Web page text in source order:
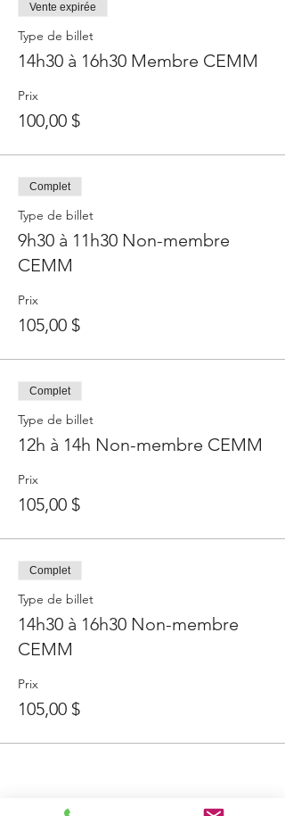
Vente expirée
Type de billet
14h30 à 16h30 Membre CEMM
Prix
100,00 $
Complet
Type de billet
9h30 à 11h30 Non-membre
CEMM
Prix
105,00 $
Complet
Type de billet
12h à 14h Non-membre CEMM
Prix
105,00 $
Complet
Type de billet
14h30 à 16h30 Non-membre
CEMM
Prix
105,00 $